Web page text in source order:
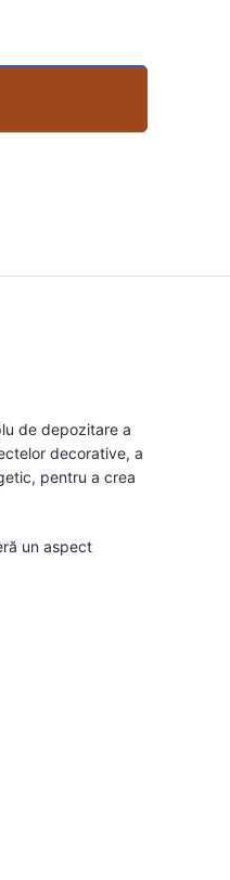
de depozitare a
decorative, a
pentru a crea
un aspect